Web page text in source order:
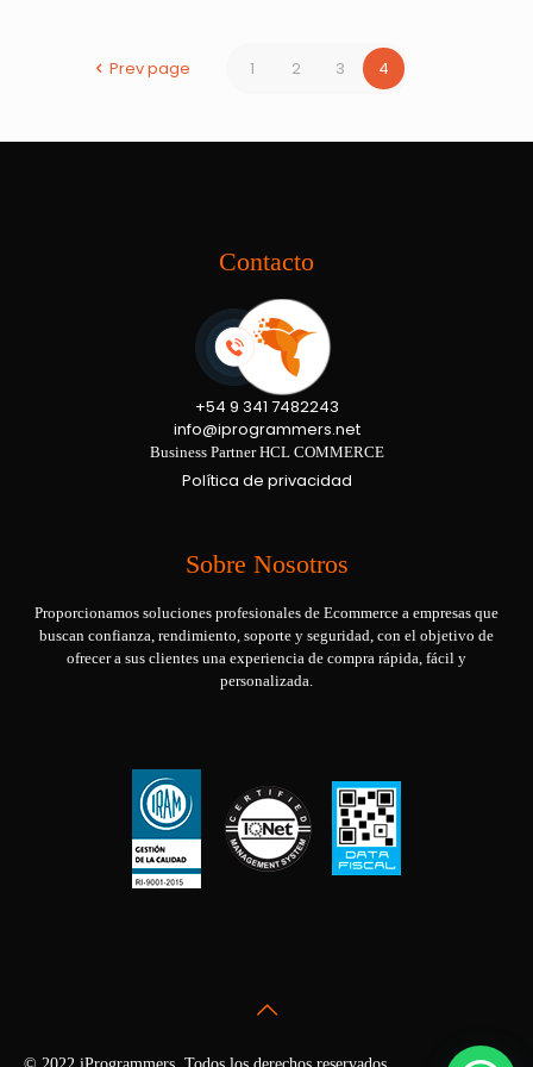
Prev page 1 2 3 4
Contacto
+54 9 341 7482243
info@iprogrammers.net
Business Partner HCL COMMERCE
Política de privacidad
Sobre Nosotros
Proporcionamos soluciones profesionales de Ecommerce a empresas que
buscan confianza, rendimiento, soporte y seguridad, con el objetivo de
ofrecer a sus clientes una experiencia de compra rápida, fácil y
personalizada.